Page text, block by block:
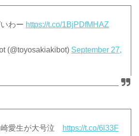
わー https://t.co/1BjPDfMHAZ
(@toyosakiakibot) September 27,
愛生が大号泣
https://t.co/6l33F